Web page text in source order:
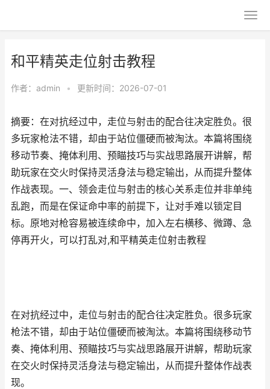
和平精英走位射击教程
作者： admin • 更新时间：2026-07-01
摘要：在对抗经过中，走位与射击的配合往决定胜负。很
多玩家枪法不错，却由于站位僵硬而被淘汰。本篇将围绕
移动节奏、掩体利用、预瞄技巧与实战思路展开讲解，帮
助玩家在交火时保持灵活身法与稳定输出，从而提升整体
作战表现。一、领会走位与射击的核心关系走位并非单纯
乱跑，而是在保证命中率的前提下，让对手难以锁定目
标。原地对枪容易被连续命中，加入左右横移、微蹲、急
停再开火，可以打乱对,和平精英走位射击教程
在对抗经过中，走位与射击的配合往决定胜负。很多玩家
枪法不错，却由于站位僵硬而被淘汰。本篇将围绕移动节
奏、掩体利用、预瞄技巧与实战思路展开讲解，帮助玩家
在交火时保持灵活身法与稳定输出，从而提升整体作战表
现。